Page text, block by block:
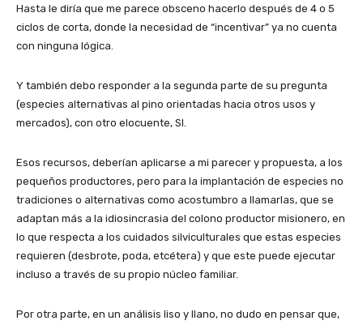
Hasta le diría que me parece obsceno hacerlo después de 4 o 5
ciclos de corta, donde la necesidad de “incentivar” ya no cuenta
con ninguna lógica.
Y también debo responder a la segunda parte de su pregunta
(especies alternativas al pino orientadas hacia otros usos y
mercados), con otro elocuente, SI.
Esos recursos, deberían aplicarse a mi parecer y propuesta, a los
pequeños productores, pero para la implantación de especies no
tradiciones o alternativas como acostumbro a llamarlas, que se
adaptan más a la idiosincrasia del colono productor misionero, en
lo que respecta a los cuidados silviculturales que estas especies
requieren (desbrote, poda, etcétera) y que este puede ejecutar
incluso a través de su propio núcleo familiar.
Por otra parte, en un análisis liso y llano, no dudo en pensar que,